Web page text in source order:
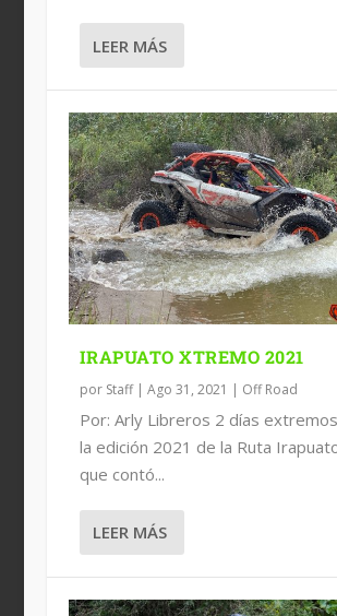
LEER MÁS
IRAPUATO XTREMO 2021
por Staff| Ago 31, 2021 | Off Road
Por: Arly Libreros 2 días
la edición 2021 de la Ruta
que contó...
LEER MÁS